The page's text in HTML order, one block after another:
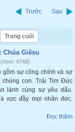
Trước Sau
Trang cuối
Chúa Giêsu
(Xem: 6768)
gồm sự công chính và sự
con. Trái Tim Đức
lành cùng sự yêu dấu.
vực đầy mọi nhân đức.
Đọc thêm